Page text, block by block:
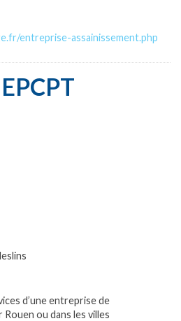
entreprise-assainissement.php
d’une entreprise de
ou dans les villes